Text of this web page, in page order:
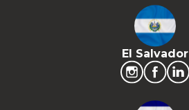
El Salvador